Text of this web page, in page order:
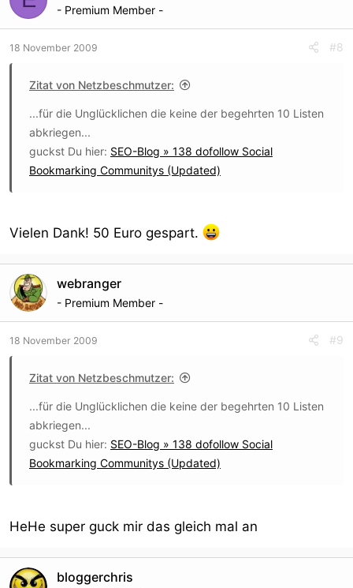
- Premium Member -
18 November 2009 #8
Zitat von Netzbeschmutzer:
...für die Unglücklichen die keine der begehrten 10 Listen
abkriegen...
guckst Du hier: SEO-Blog » 138 dofollow Social
Bookmarking Communitys (Updated)
Vielen Dank! 50 Euro gespart.
webranger
- Premium Member -
18 November 2009 #9
Zitat von Netzbeschmutzer:
...für die Unglücklichen die keine der begehrten 10 Listen
abkriegen...
guckst Du hier: SEO-Blog » 138 dofollow Social
Bookmarking Communitys (Updated)
HeHe super guck mir das gleich mal an
bloggerchris